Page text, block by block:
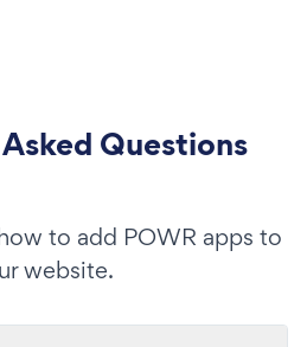
Questions
to add POWR apps to
website.